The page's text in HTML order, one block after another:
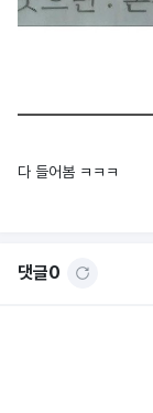
다 들어봄 ㅋㅋㅋ
댓글0